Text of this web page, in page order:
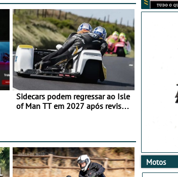
Sidecars podem regressar ao Isle
of Man TT em 2027 após revisão
Motos